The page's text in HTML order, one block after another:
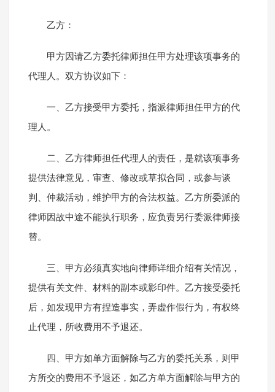
乙方：
甲方因请乙方委托律师担任甲方处理该项事务的
代理人。双方协议如下：
一、乙方接受甲方委托，指派律师担任甲方的代
理人。
二、乙方律师担任代理人的责任，是就该项事务
提供法律意见，审查、修改或草拟合同，或参与谈
判、仲裁活动，维护甲方的合法权益。乙方所委派的
律师因故中途不能执行职务，应负责另行委派律师接
替。
三、甲方必须真实地向律师详细介绍有关情况，
提供有关文件、材料的副本或影印件。乙方接受委托
后，如发现甲方有捏造事实，弄虚作假行为，有权终
止代理，所收费用不予退还。
四、甲方如单方面解除与乙方的委托关系，则甲
方所交的费用不予退还，如乙方单方面解除与甲方的